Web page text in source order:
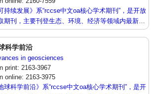
持续发展》系“rccse中文oa核心学术期刊”，是开放
期刊，主要刊登生态、环境、经济等领域内最新技
成果展示的相关论文。本刊支持思想创新、学术创
给世界范围内的科学家、学者、科研人员提供一个
、分享和讨论该领域内不同方向问题与发展的交流
。
科学前沿
in geosciences
print: 2163-3967
online: 2163-3975
球科学前沿》系“rccse中文oa核心学术期刊”，是开